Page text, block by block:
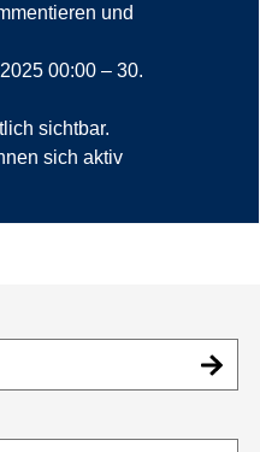
und
00:00 – 30.
sichtbar.
sich aktiv